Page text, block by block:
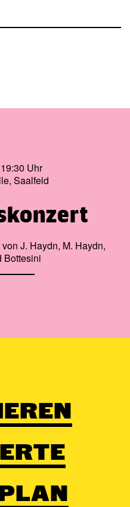
Uhr
Saalfeld
J. Haydn, M. Haydn,
Bottesini